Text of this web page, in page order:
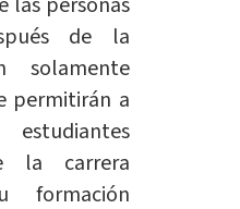
de la
solamente
permitirán a
la carrera
formación